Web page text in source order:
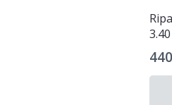
3.40